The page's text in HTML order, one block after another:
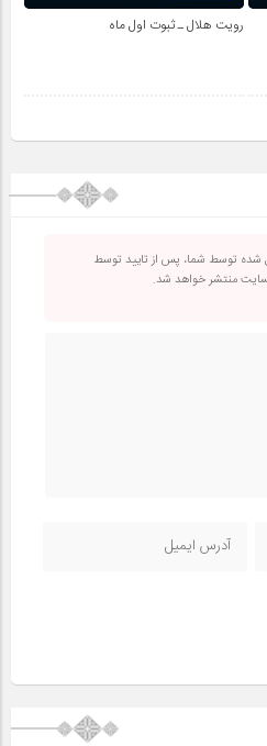
رویت هلال ـ ثبوت اول ماه
شده توسط شما، پس از تایید توسط
منتشر خواهد شد.